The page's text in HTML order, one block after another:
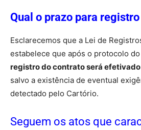
Qual o prazo para
Esclarecemos que a Lei de
estabelece que após o protocolo
registro do contrato será
salvo a existência de eventual
detectado pelo Cartório.
Seguem os atos que